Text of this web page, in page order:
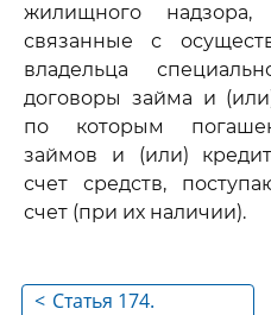
жилищного
связанные с
владельца
договоры займа и
по которым
займов и (или)
счет средств,
счет (при их наличии).
< Статья 174.